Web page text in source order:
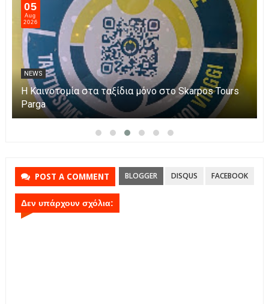
05
Aug
2026
NEWS
Η Καινοτομία στα ταξίδια μόνο στο Skarpos Tours
Parga
POST A COMMENT BLOGGER DISQUS FACEBOOK
Δεν υπάρχουν σχόλια: